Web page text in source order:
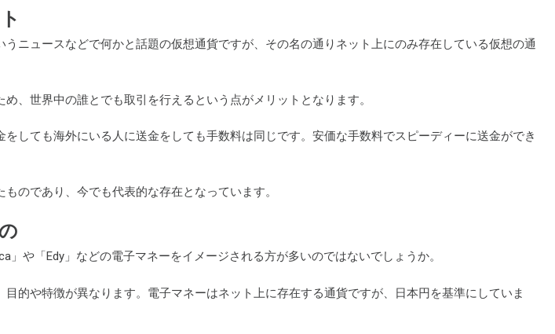
ニュースなどで何かと話題の仮想通貨ですが、その名の通りネット上にのみ存在している仮想の通
、世界中の誰とでも取引を行えるという点がメリットとなります。
しても海外にいる人に送金をしても手数料は同じです。安価な手数料でスピーディーに送金ができ
のであり、今でも代表的な存在となっています。
」や「Edy」などの電子マネーをイメージされる方が多いのではないでしょうか。
的や特徴が異なります。電子マネーはネット上に存在する通貨ですが、日本円を基準にしていま